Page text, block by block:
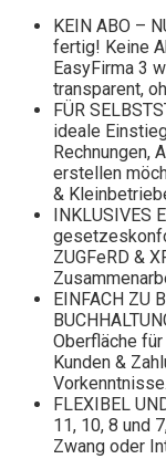
KEIN ABO –
fertig! Keine
EasyFirma 3
transparent,
FÜR
ideale
Rechnungen,
erstellen
&
INKLUSIVES
ZUGFeRD &
EINFACH ZU
Oberfläche
Kunden &
Vorkenntnisse.
FLEXIBEL
11, 10, 8 und
Zwang oder